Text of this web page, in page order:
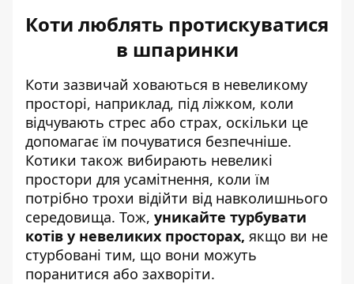
Коти люблять протискуватися
в шпаринки
Коти зазвичай ховаються в невеликому
просторі, наприклад, під ліжком, коли
відчувають стрес або страх, оскільки це
допомагає їм почуватися безпечніше.
Котики також вибирають невеликі
простори для усамітнення, коли їм
потрібно трохи відійти від навколишнього
середовища. Тож, уникайте турбувати
котів у невеликих просторах, якщо ви не
стурбовані тим, що вони можуть
поранитися або захворіти.